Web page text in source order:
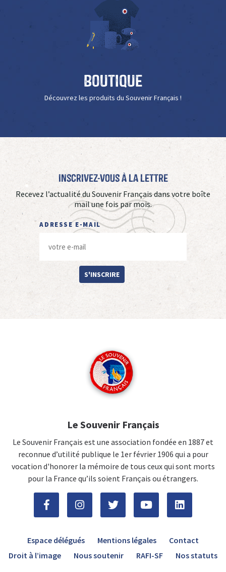
Boutique
Découvrez les produits du Souvenir Français !
Inscrivez-vous à La Lettre
Recevez l’actualité du Souvenir Français dans votre boîte
mail une fois par mois.
ADRESSE E-MAIL
S'INSCRIRE
Le Souvenir Français
Le Souvenir Français est une association fondée en 1887 et
reconnue d’utilité publique le 1er février 1906 qui a pour
vocation d'honorer la mémoire de tous ceux qui sont morts
pour la France qu’ils soient Français ou étrangers.
Espace délégués Mentions légales
Contact
Droit à l’image
Nous soutenir RAFI-SF Nos statuts